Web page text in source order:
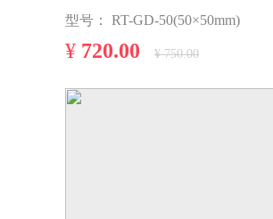
型号： RT-GD-50(50×50mm)
¥ 720.00 ¥ 750.00